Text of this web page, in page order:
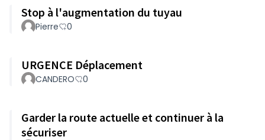
Stop à l'augmentation du tuyau
Pierre 0
URGENCE Déplacement
CANDERO 0
Garder la route actuelle et continuer à la
sécuriser